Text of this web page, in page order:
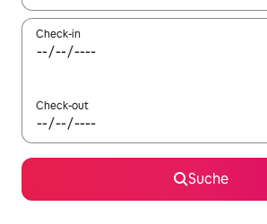
Check-in
Check-out
Suche